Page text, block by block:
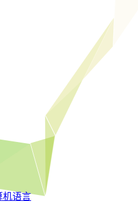
机语言